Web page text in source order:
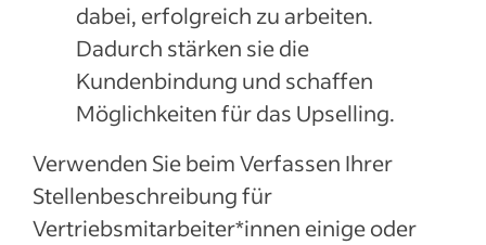
dabei, erfolgreich zu arbeiten.
Dadurch stärken sie die
Kundenbindung und schaffen
Möglichkeiten für das Upselling.
Verwenden Sie beim Verfassen Ihrer
Stellenbeschreibung für
Vertriebsmitarbeiter*innen einige oder